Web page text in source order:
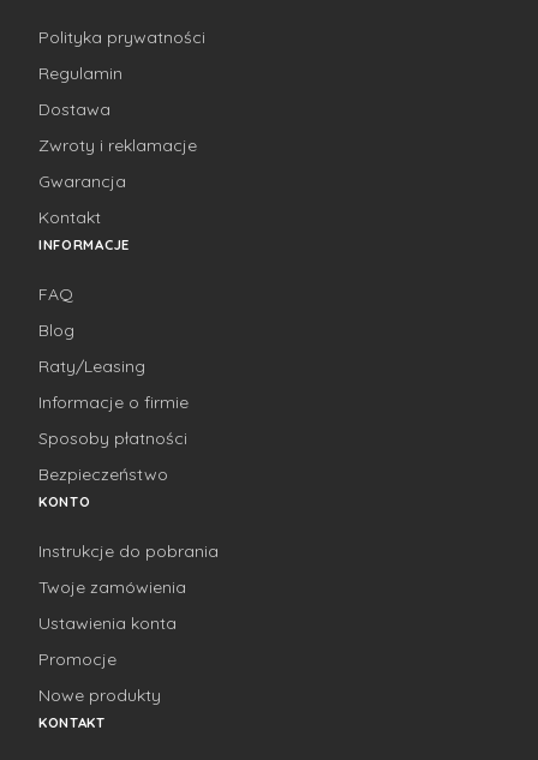
Polityka prywatności
Regulamin
Dostawa
Zwroty i reklamacje
Gwarancja
Kontakt
INFORMACJE
FAQ
Blog
Raty/Leasing
Informacje o firmie
Sposoby płatności
Bezpieczeństwo
KONTO
Instrukcje do pobrania
Twoje zamówienia
Ustawienia konta
Promocje
Nowe produkty
KONTAKT